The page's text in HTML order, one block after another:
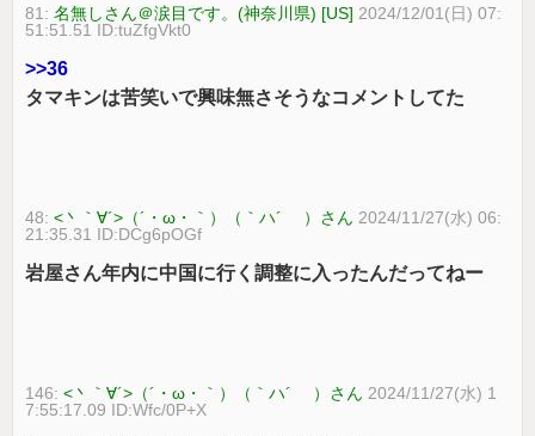
81:名無しさん＠涙目です。(神奈川県) [US] 2024/12/01(日) 07:
51:51.51 ID:tuZfgVkt0
>>36
タマキンは苦笑いで興味無さそうなコメントしてた
48:<丶｀∀´>（´・ω・｀）（｀ハ´ ）さん 2024/11/27(水) 06:
21:35.31 ID:DCg6pOGf
岩屋さん年内に中国に行く調整に入ったんだってねー
146:<丶｀∀´>（´・ω・｀）（｀ハ´ ）さん 2024/11/27(水) 1
7:55:17.09 ID:Wfc/0P+X